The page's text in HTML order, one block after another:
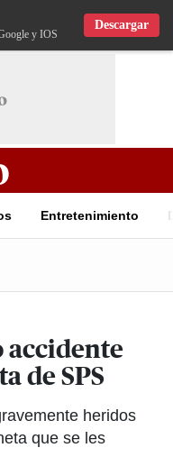
y IOS
Descargar
Entretenimiento
accidente
de SPS
heridos
que se les